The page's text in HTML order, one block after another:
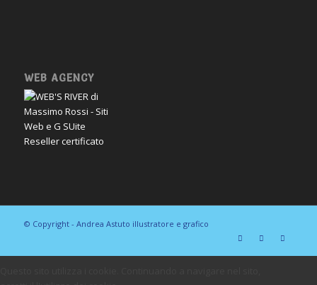
WEB AGENCY
© Copyright - Andrea Astuto illustratore e grafico